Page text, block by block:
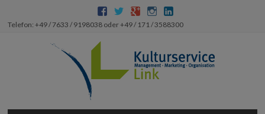
Telefon: +49 / 7633 / 9198038 oder +49 / 171 / 3588300